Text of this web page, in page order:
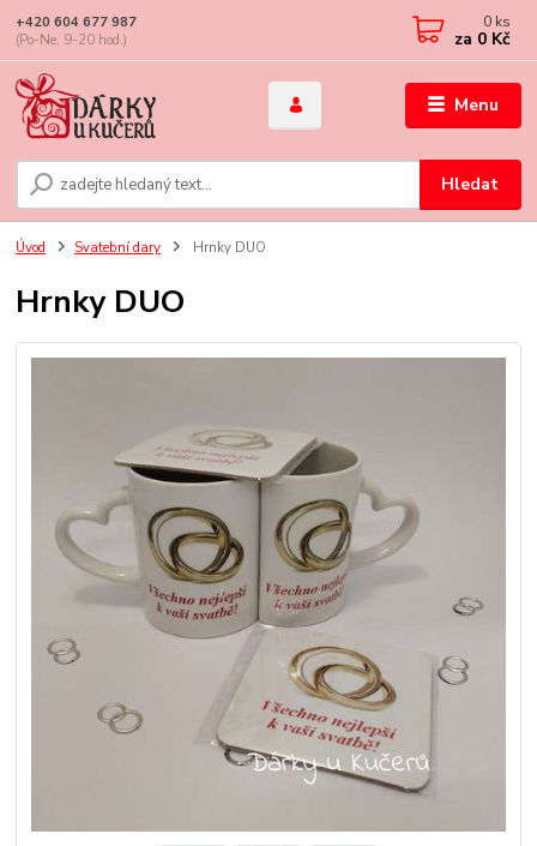
Menu
Hledat
+420 604 677 987
(Po-Ne, 9-20 hod.)
0 ks
za 0 Kč
Úvod Svatební dary Hrnky DUO
Hrnky DUO